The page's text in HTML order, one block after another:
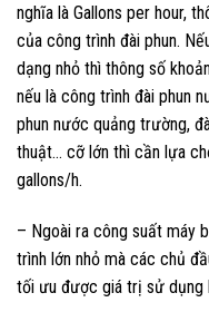
nghĩa là Gallons per hour,
của công trình đài phun.
dạng nhỏ thì thông số
nếu là công trình đài phun
phun nước quảng trường,
thuật… cỡ lớn thì cần lựa
gallons/h.
– Ngoài ra công suất máy
trình lớn nhỏ mà các chủ
tối ưu được giá trị sử dụng